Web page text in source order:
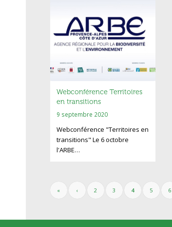
Webconférence Territoires
en transitions
9 septembre 2020
Webconférence "Territoires en
transitions" Le 6 octobre
l'ARBE…
« ‹ 2 3 4 5 6